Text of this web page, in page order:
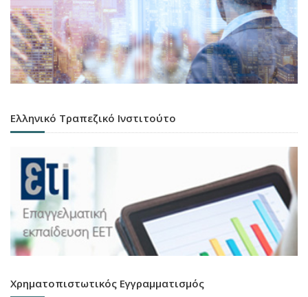
Ελληνικό Τραπεζικό Ινστιτούτο
Χρηματοπιστωτικός Εγγραμματισμός